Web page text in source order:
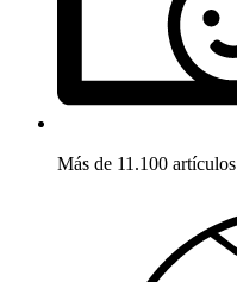
Más de 11.100 artículos